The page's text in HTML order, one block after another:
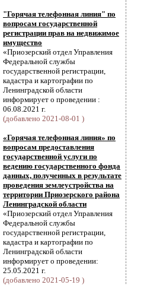
"Горячая телефонная линия" по
вопросам государственной
регистрации прав на недвижимое
имущество
«Приозерский отдел Управления
Федеральной службы
государственной регистрации,
кадастра и картографии по
Ленинградской области
информирует о проведении :
06.08.2021 г.
(добавлено 2021-08-01 )
«Горячая телефонная линия» по
вопросам предоставления
государственной услуги по
ведению государственного фонда
данных, полученных в результате
проведения землеустройства на
территории Приозерского района
Ленинградской области
«Приозерский отдел Управления
Федеральной службы
государственной регистрации,
кадастра и картографии по
Ленинградской области
информирует о проведении:
25.05.2021 г.
(добавлено 2021-05-19 )